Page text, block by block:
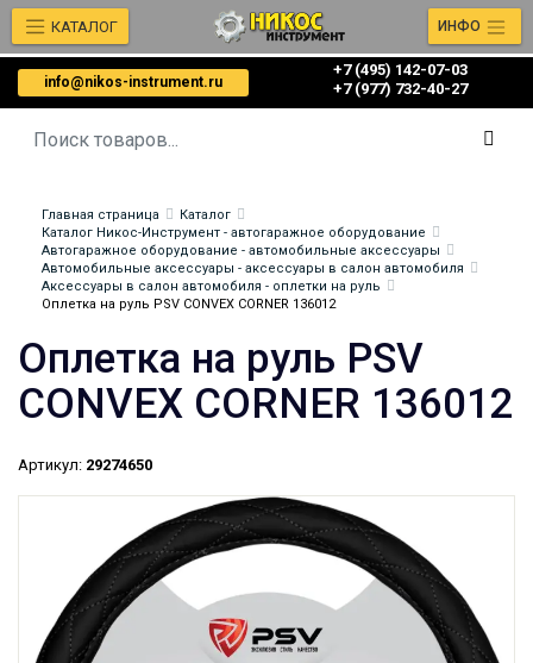
info@nikos-instrument.ru
+7 (495) 142-07-03
‎‎+7 (977) 732-40-27
КАТАЛОГ ИНФО
Главная страница
Каталог
Каталог Никос-Инструмент - автогаражное оборудование
Автогаражное оборудование - автомобильные аксессуары
Автомобильные аксессуары - аксессуары в салон автомобиля
Аксессуары в салон автомобиля - оплетки на руль
Оплетка на руль PSV CONVEX CORNER 136012
Оплетка на руль PSV
CONVEX CORNER 136012
Артикул: 29274650